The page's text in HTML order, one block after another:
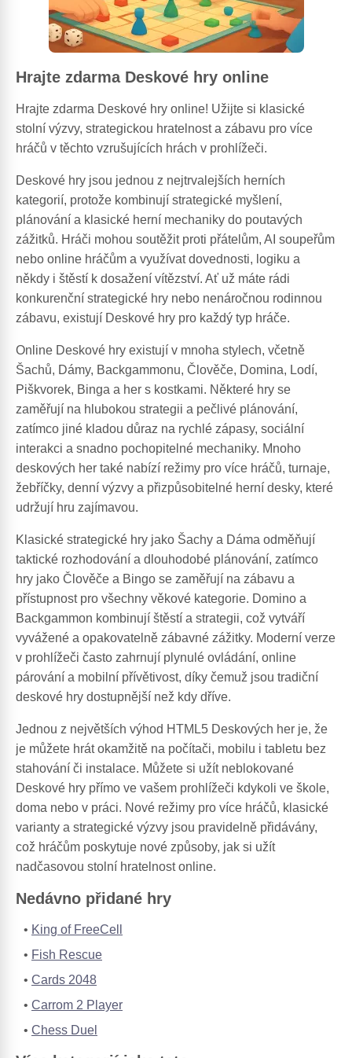
Hrajte zdarma Deskové hry online
Hrajte zdarma Deskové hry online! Užijte si klasické
stolní výzvy, strategickou hratelnost a zábavu pro více
hráčů v těchto vzrušujících hrách v prohlížeči.
Deskové hry jsou jednou z nejtrvalejších herních
kategorií, protože kombinují strategické myšlení,
plánování a klasické herní mechaniky do poutavých
zážitků. Hráči mohou soutěžit proti přátelům, AI soupeřům
nebo online hráčům a využívat dovednosti, logiku a
někdy i štěstí k dosažení vítězství. Ať už máte rádi
konkurenční strategické hry nebo nenáročnou rodinnou
zábavu, existují Deskové hry pro každý typ hráče.
Online Deskové hry existují v mnoha stylech, včetně
Šachů, Dámy, Backgammonu, Člověče, Domina, Lodí,
Piškvorek, Binga a her s kostkami. Některé hry se
zaměřují na hlubokou strategii a pečlivé plánování,
zatímco jiné kladou důraz na rychlé zápasy, sociální
interakci a snadno pochopitelné mechaniky. Mnoho
deskových her také nabízí režimy pro více hráčů, turnaje,
žebříčky, denní výzvy a přizpůsobitelné herní desky, které
udržují hru zajímavou.
Klasické strategické hry jako Šachy a Dáma odměňují
taktické rozhodování a dlouhodobé plánování, zatímco
hry jako Člověče a Bingo se zaměřují na zábavu a
přístupnost pro všechny věkové kategorie. Domino a
Backgammon kombinují štěstí a strategii, což vytváří
vyvážené a opakovatelně zábavné zážitky. Moderní verze
v prohlížeči často zahrnují plynulé ovládání, online
párování a mobilní přívětivost, díky čemuž jsou tradiční
deskové hry dostupnější než kdy dříve.
Jednou z největších výhod HTML5 Deskových her je, že
je můžete hrát okamžitě na počítači, mobilu i tabletu bez
stahování či instalace. Můžete si užít neblokované
Deskové hry přímo ve vašem prohlížeči kdykoli ve škole,
doma nebo v práci. Nové režimy pro více hráčů, klasické
varianty a strategické výzvy jsou pravidelně přidávány,
což hráčům poskytuje nové způsoby, jak si užít
nadčasovou stolní hratelnost online.
Nedávno přidané hry
King of FreeCell
Fish Rescue
Cards 2048
Carrom 2 Player
Chess Duel